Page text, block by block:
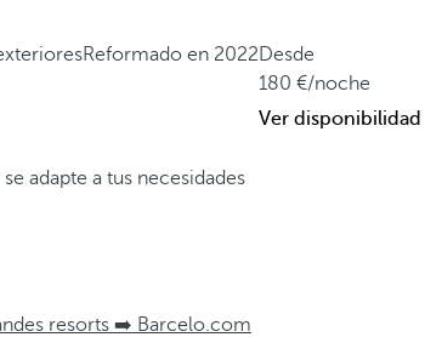
Reformado en 2022Desde
180
/noche
Ver disponibilidad
adapte a tus necesidades
resorts ➡️ Barcelo.com